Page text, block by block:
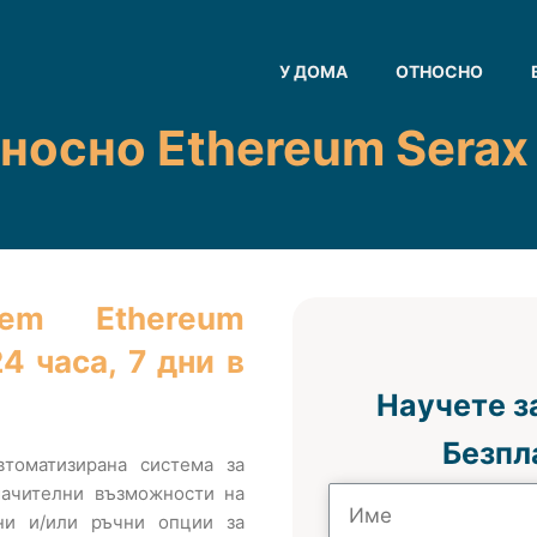
У ДОМА ОТНОСНО
Ethereum
Ethereum
часа, 7 дни в
система за
възможности на
и/или ръчни опции за
Научете